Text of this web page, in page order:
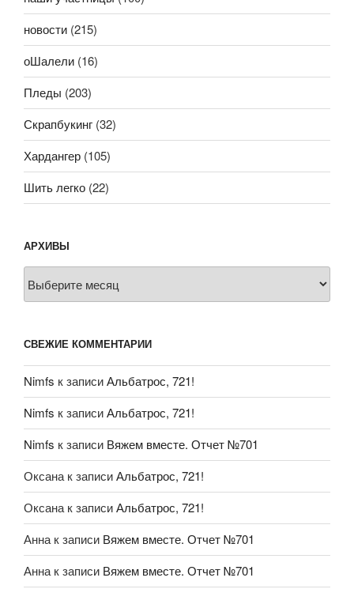
новости (215)
оШалели (16)
Пледы (203)
Скрапбукинг (32)
Хардангер (105)
Шить легко (22)
АРХИВЫ
СВЕЖИЕ КОММЕНТАРИИ
Nimfs к записиАльбатрос, 721!
Nimfs к записиАльбатрос, 721!
Nimfs к записи Вяжем вместе. Отчет №701
Оксанак записиАльбатрос, 721!
Оксанак записиАльбатрос, 721!
Аннак записи Вяжем вместе. Отчет №701
Аннак записи Вяжем вместе. Отчет №701